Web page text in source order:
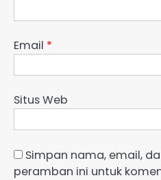
Email *
Situs Web
Simpan nama, email,
peramban ini untuk